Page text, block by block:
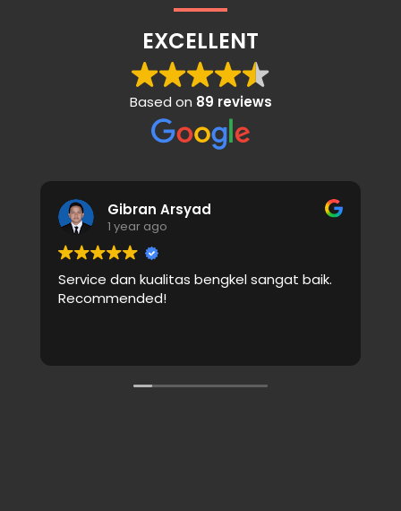
EXCELLENT
Based on 89 reviews
Gibran Arsyad
1 year ago
Service dan kualitas bengkel sangat baik.
Recommended!